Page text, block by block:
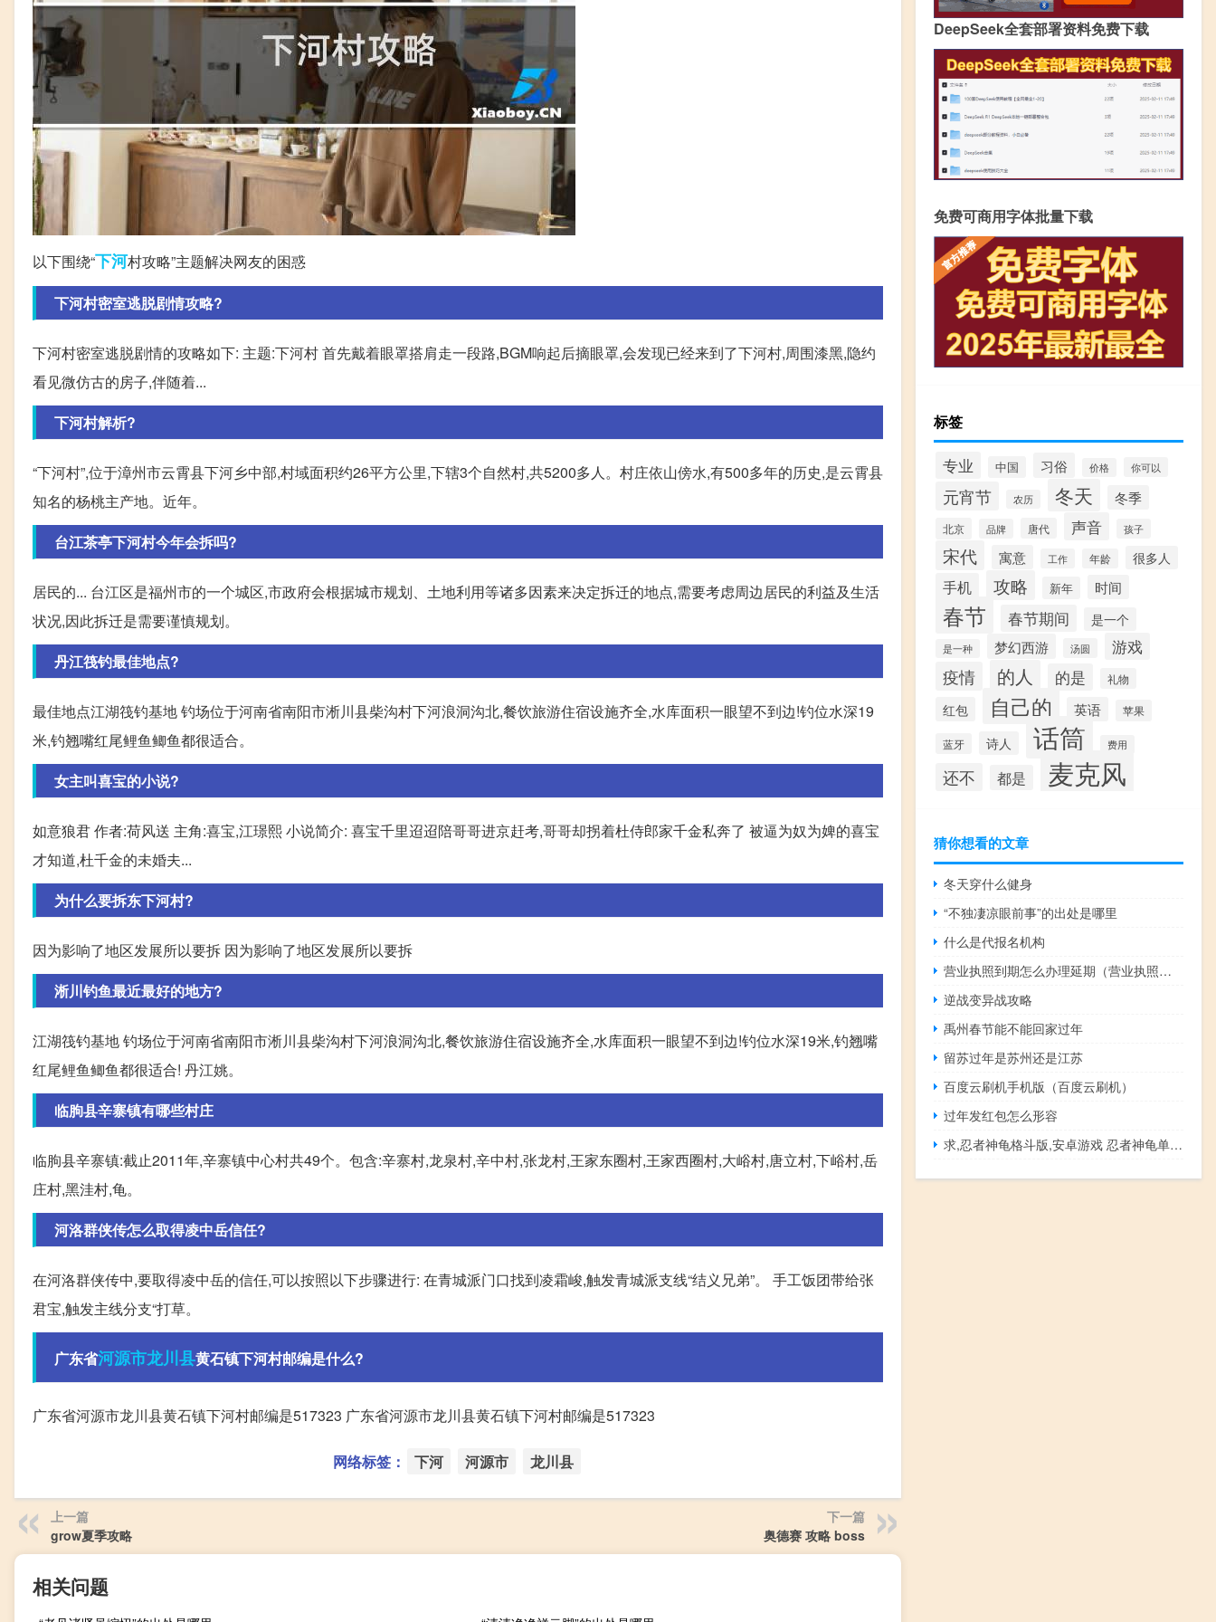
以下围绕“下河村攻略”主题解决网友的困惑
下河村密室逃脱剧情攻略?
下河村密室逃脱剧情的攻略如下: 主题:下河村 首先戴着眼罩搭肩走一段路,BGM响起后摘眼罩,会发现已经来到了下河村,周围漆黑,隐约
看见微仿古的房子,伴随着...
下河村解析?
“下河村”,位于漳州市云霄县下河乡中部,村域面积约26平方公里,下辖3个自然村,共5200多人。村庄依山傍水,有500多年的历史,是云霄县
知名的杨桃主产地。近年。
台江茶亭下河村今年会拆吗?
居民的... 台江区是福州市的一个城区,市政府会根据城市规划、土地利用等诸多因素来决定拆迁的地点,需要考虑周边居民的利益及生活
状况,因此拆迁是需要谨慎规划。
丹江筏钓最佳地点?
最佳地点江湖筏钓基地 钓场位于河南省南阳市淅川县柴沟村下河浪洞沟北,餐饮旅游住宿设施齐全,水库面积一眼望不到边!钓位水深19
米,钓翘嘴红尾鲤鱼鲫鱼都很适合。
女主叫喜宝的小说?
如意狼君 作者:荷风送 主角:喜宝,江璟熙 小说简介: 喜宝千里迢迢陪哥哥进京赶考,哥哥却拐着杜侍郎家千金私奔了 被逼为奴为婢的喜宝
才知道,杜千金的未婚夫...
为什么要拆东下河村?
因为影响了地区发展所以要拆 因为影响了地区发展所以要拆
淅川钓鱼最近最好的地方?
江湖筏钓基地 钓场位于河南省南阳市淅川县柴沟村下河浪洞沟北,餐饮旅游住宿设施齐全,水库面积一眼望不到边!钓位水深19米,钓翘嘴
红尾鲤鱼鲫鱼都很适合! 丹江姚。
临朐县辛寨镇有哪些村庄
临朐县辛寨镇:截止2011年,辛寨镇中心村共49个。包含:辛寨村,龙泉村,辛中村,张龙村,王家东圈村,王家西圈村,大峪村,唐立村,下峪村,岳
庄村,黑洼村,龟。
河洛群侠传怎么取得凌中岳信任?
在河洛群侠传中,要取得凌中岳的信任,可以按照以下步骤进行: 在青城派门口找到凌霜峻,触发青城派支线“结义兄弟”。 手工饭团带给张
君宝,触发主线分支“打草。
广东省河源市龙川县黄石镇下河村邮编是什么?
广东省河源市龙川县黄石镇下河村邮编是517323 广东省河源市龙川县黄石镇下河村邮编是517323
网络标签： 下河 河源市 龙川县
上一篇
grow夏季攻略
下一篇
奥德赛 攻略 boss
相关问题
DeepSeek全套部署资料免费下载
免费可商用字体批量下载
标签
专业 中国 习俗 价格 你可以
元宵节 农历 冬天 冬季
北京 品牌 唐代 声音 孩子
宋代 寓意 工作 年龄 很多人
手机 攻略 新年 时间
春节 春节期间 是一个
是一种 梦幻西游 汤圆 游戏
疫情 的人 的是 礼物
红包 自己的 英语 苹果
蓝牙 诗人 话筒 费用
还不 都是 麦克风
猜你想看的文章
冬天穿什么健身
“不独凄凉眼前事”的出处是哪里
什么是代报名机构
营业执照到期怎么办理延期（营业执照到期怎么延期）
逆战变异战攻略
禹州春节能不能回家过年
留苏过年是苏州还是江苏
百度云刷机手机版（百度云刷机）
过年发红包怎么形容
求,忍者神龟格斗版,安卓游戏 忍者神龟单机游戏